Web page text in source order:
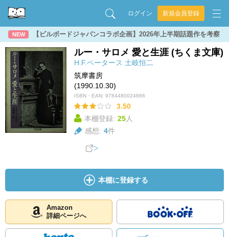
ログイン 新規会員登録
NEW 【ビルボードジャパンコラボ企画】2026年上半期話題作を考察
ルー・サロメ 愛と生涯 (ちくま文庫)
H.F.ペータース 土岐恒二
筑摩書房
(1990.10.30)
ISBN・EAN: 9784480024886
3.50
本棚登録: 25人
感想: 4件
本棚に登録する
Amazon
詳細ページへ